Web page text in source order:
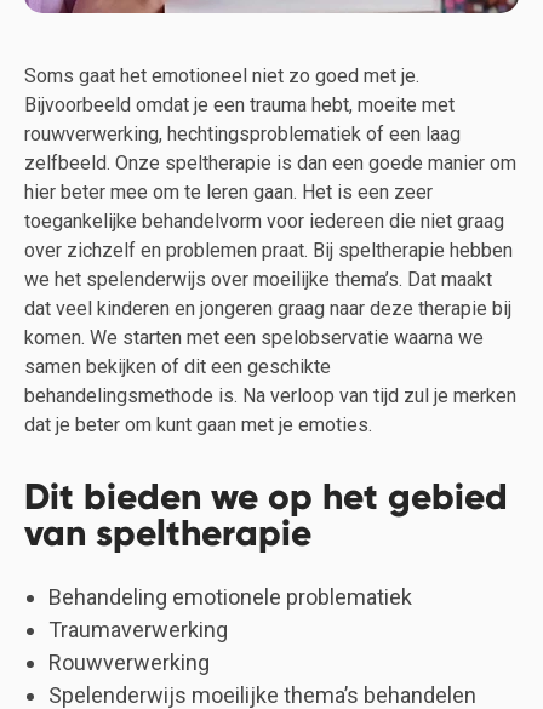
Soms gaat het emotioneel niet zo goed met je.
Bijvoorbeeld omdat je een trauma hebt, moeite met
rouwverwerking, hechtingsproblematiek of een laag
zelfbeeld. Onze speltherapie is dan een goede manier om
hier beter mee om te leren gaan. Het is een zeer
toegankelijke behandelvorm voor iedereen die niet graag
over zichzelf en problemen praat. Bij speltherapie hebben
we het spelenderwijs over moeilijke thema’s. Dat maakt
dat veel kinderen en jongeren graag naar deze therapie bij
komen. We starten met een spelobservatie waarna we
samen bekijken of dit een geschikte
behandelingsmethode is. Na verloop van tijd zul je merken
dat je beter om kunt gaan met je emoties.
Dit bieden we op het gebied
van speltherapie
Behandeling emotionele problematiek
Traumaverwerking
Rouwverwerking
Spelenderwijs moeilijke thema’s behandelen